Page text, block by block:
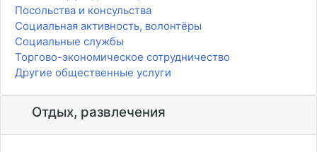
Посольства и консульства
Социальная активность, волонтёры
Социальные службы
Торгово-экономическое сотрудничество
Другие общественные услуги
Отдых, развлечения